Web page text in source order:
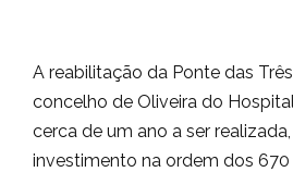
A reabilitação da Ponte das
concelho de Oliveira do
cerca de um ano a ser
investimento na ordem dos 670